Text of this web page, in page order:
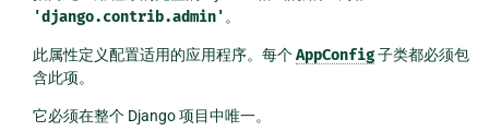
'django.contrib.admin' 。
此属性定义配置适用的应用程序。每个AppConfig子类都必须包
含此项。
它必须在整个 Django 项目中唯一。